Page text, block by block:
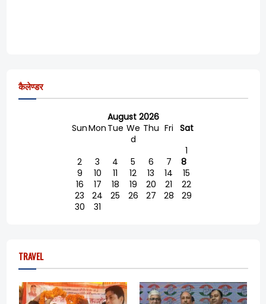
कैलेण्डर
August 2026
SunMon Tue We
d
Thu Fri Sat
1
2
3 4 5 6 7
8
9
10 11 12 13 14
15
16
17 18 19 20 21
22
23
24 25 26 27 28
29
30
31
TRAVEL